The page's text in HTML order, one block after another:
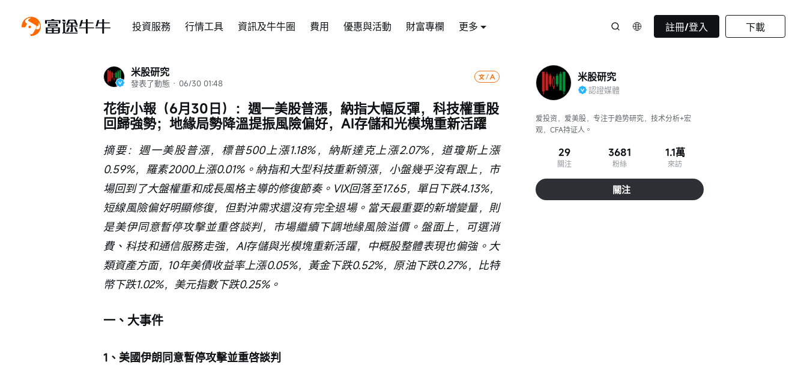
投資服務 行情工具 資訊及牛牛圈 費用 優惠與活動 財富專欄 更多 註冊/登入 下載
米股研究
發表了動態 · 06/30 01:48
花街小報（6月30日）：週一美股普漲，納指大幅反彈，科技權重股
回歸強勢；地緣局勢降溫提振風險偏好，AI存儲和光模塊重新活躍
摘要：週一美股普漲，標普500上漲1.18%，納斯達克上漲2.07%，道瓊斯上漲
0.59%，羅素2000上漲0.01%。納指和大型科技重新領漲，小盤幾乎沒有跟上，市
場回到了大盤權重和成長風格主導的修復節奏。VIX回落至17.65，單日下跌4.13%，
短線風險偏好明顯修復，但對沖需求還沒有完全退場。當天最重要的新增變量，則
是美伊同意暫停攻擊並重啓談判，市場繼續下調地緣風險溢價。盤面上，可選消
費、科技和通信服務走強，AI存儲與光模塊重新活躍，中概股整體表現也偏強。大
類資產方面，10年美債收益率上漲0.05%，黃金下跌0.52%，原油下跌0.27%，比特
幣下跌1.02%，美元指數下跌0.25%。
一、大事件
1、美國伊朗同意暫停攻擊並重啓談判
米股研究
認證媒體
爱投资，爱美股，专注于趋势研究，技术分析+宏
观，CFA持证人。
29
關注
3681
粉絲
1.1萬
來訪
關注